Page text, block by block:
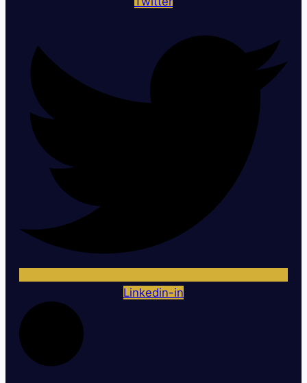
Linkedin-in